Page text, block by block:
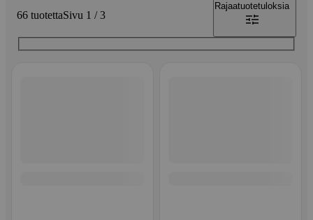
66 tuotettaSivu 1 / 3
Rajaatuotetuloksia